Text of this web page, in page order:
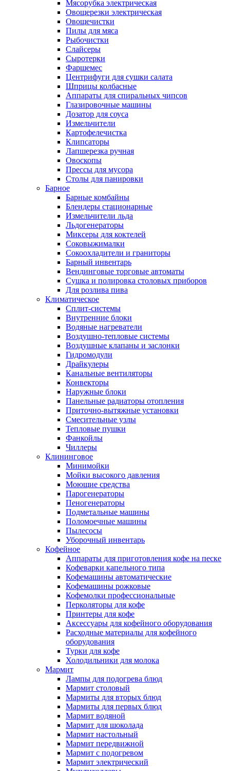
Мясорубка электрическая
Овощерезки электрическая
Овощечистки
Пилы для мяса
Рыбочистки
Слайсеры
Сыротерки
Фаршемес
Центрифуги для сушки салата
Шприцы колбасные
Аппараты для спиральных чипсов
Глазировочные машины
Дозатор для соуса
Измельчители
Картофелечистка
Клипсаторы
Лапшерезка ручная
Овоскопы
Прессы для мусора
Столы для панировки
Барное
Барные комбайны
Блендеры стационарные
Измельчители льда
Льдогенераторы
Миксеры для коктелей
Соковыжималки
Сокоохладители и граниторы
Барный инвентарь
Вендинговые торговые автоматы
Сушка и полировка столовых приборов
Для розлива пива
Климатическое
Сплит-системы
Внутренние блоки
Водяные нагреватели
Воздушно-тепловые системы
Воздушные клапаны и заслонки
Гидромодули
Драйкулеры
Канальные вентиляторы
Конвекторы
Наружные блоки
Панельные радиаторы отопления
Приточно-вытяжные установки
Смесительные узлы
Тепловые пушки
Фанкойлы
Чиллеры
Клининговое
Минимойки
Мойки высокого давления
Моющие средства
Парогенераторы
Пеногенераторы
Подметальные машины
Поломоечные машины
Пылесосы
Уборочный инвентарь
Кофейное
Аппараты для приготовления кофе на песке
Кофеварки капельного типа
Кофемашины автоматические
Кофемашины рожковые
Кофемолки профессиональные
Перколяторы для кофе
Принтеры для кофе
Аксессуары для кофейного оборудования
Расходные материалы для кофейного
оборудования
Турки для кофе
Холодильники для молока
Мармит
Лампы для подогрева блюд
Мармит столовый
Мармиты для вторых блюд
Мармиты для первых блюд
Мармит водяной
Мармит для шоколада
Мармит настольный
Мармит передвижной
Мармит с подогревом
Мармит электрический